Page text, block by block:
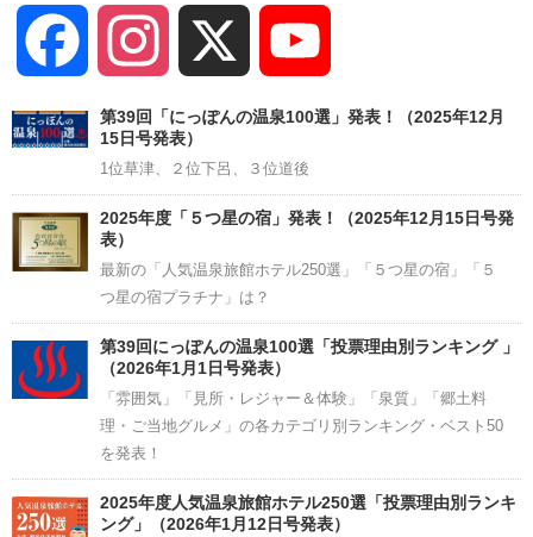
Facebook Instagram
Channel
第39回「にっぽんの温泉100選」発表！（2025年12月
15日号発表）
1位草津、２位下呂、３位道後
2025年度「５つ星の宿」発表！（2025年12月15日号発
表）
最新の「人気温泉旅館ホテル250選」「５つ星の宿」「５
つ星の宿プラチナ」は？
第39回にっぽんの温泉100選「投票理由別ランキング 」
（2026年1月1日号発表）
「雰囲気」「見所・レジャー＆体験」「泉質」「郷土料
理・ご当地グルメ」の各カテゴリ別ランキング・ベスト50
を発表！
2025年度人気温泉旅館ホテル250選「投票理由別ランキ
ング」（2026年1月12日号発表）